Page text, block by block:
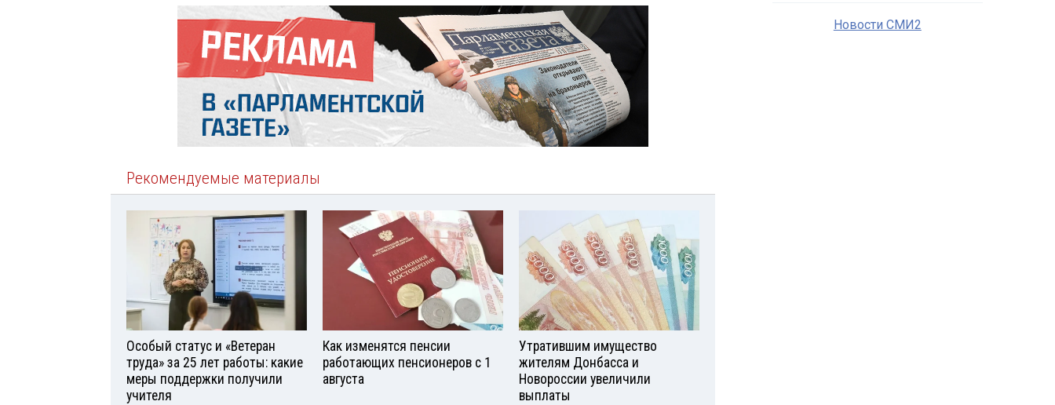
Рекомендуемые материалы
Особый статус и «Ветеран
труда» за 25 лет работы: какие
меры поддержки получили
учителя
Как изменятся пенсии
работающих пенсионеров с 1
августа
Утратившим имущество
жителям Донбасса и
Новороссии увеличили
выплаты
Новости СМИ2